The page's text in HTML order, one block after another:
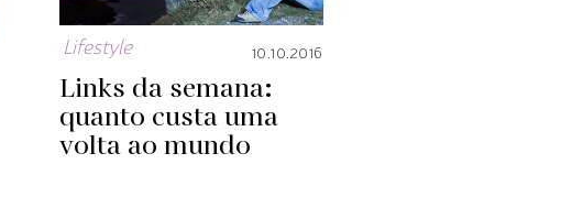
Lifestyle 10.10.2016
Links da semana:
quanto custa uma
volta ao mundo